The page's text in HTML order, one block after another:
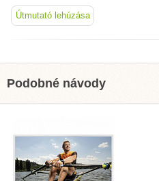
Útmutató lehúzása
Podobné návody